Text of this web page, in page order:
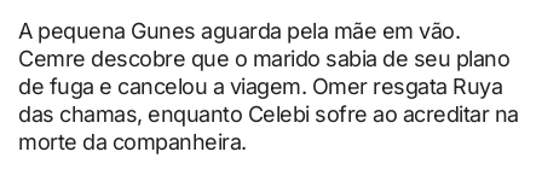
A pequena Gunes aguarda pela mãe em vão.
Cemre descobre que o marido sabia de seu plano
de fuga e cancelou a viagem. Omer resgata Ruya
das chamas, enquanto Celebi sofre ao acreditar na
morte da companheira.